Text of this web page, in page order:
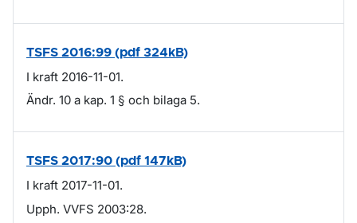
TSFS 2016:99 (pdf 324kB)
I kraft 2016-11-01.
Ändr. 10 a kap. 1 § och bilaga 5.
TSFS 2017:90 (pdf 147kB)
I kraft 2017-11-01.
Upph. VVFS 2003:28.